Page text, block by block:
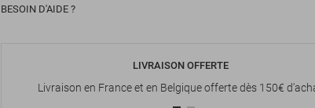
BESOIN D'AIDE ?
LIVRAISON OFFERTE
Livraison en France et en Belgique offerte dès 150€